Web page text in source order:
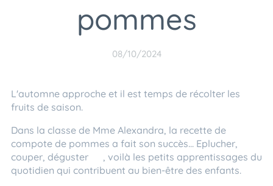
pommes
08/10/2024
L'automne approche et il est temps de récolter les
fruits de saison.
Dans la classe de Mme Alexandra, la recette de
compote de pommes a fait son succès... Eplucher,
couper, déguster 😋, voilà les petits apprentissages du
quotidien qui contribuent au bien-être des enfants.